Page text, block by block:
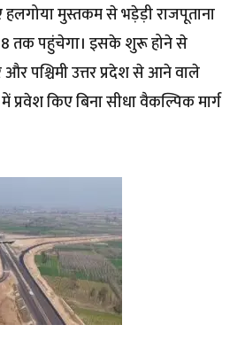
हलगोया मुस्तकम से भड़ेड़ी राजपूताना
58 तक पहुंचेगा। इसके शुरू होने से
पश्चिमी उत्तर प्रदेश से आने वाले
में प्रवेश किए बिना सीधा वैकल्पिक मार्ग